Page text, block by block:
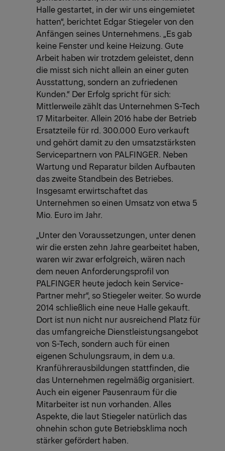
Halle gestartet, in der wir uns eingemietet
hatten“, berichtet Edgar Stiegeler von den
Anfängen seines Unternehmens. „Es gab
keine Fenster und keine Heizung. Gute
Arbeit haben wir trotzdem geleistet, denn
die misst sich nicht allein an einer guten
Ausstattung, sondern an zufriedenen
Kunden.“ Der Erfolg spricht für sich:
Mittlerweile zählt das Unternehmen S-Tech
17 Mitarbeiter. Allein 2016 habe der Betrieb
Ersatzteile für rd. 300.000 Euro verkauft
und gehört damit zu den umsatzstärksten
Servicepartnern von PALFINGER. Neben
Wartung und Reparatur bilden Aufbauten
das zweite Standbein des Betriebes.
Insgesamt erwirtschaftet das
Unternehmen so einen Umsatz von etwa 5
Mio. Euro im Jahr.
„Unter den Voraussetzungen, unter denen
wir die ersten zehn Jahre gearbeitet haben,
waren wir zwar erfolgreich, wären nach
dem neuen Anforderungsprofil von
PALFINGER heute jedoch kein Service-
Partner mehr“, so Stiegeler weiter. So wurde
2014 schließlich eine neue Halle gekauft.
Dort ist nun nicht nur ausreichend Platz für
das umfangreiche Dienstleistungsangebot
von S-Tech, sondern auch für einen
eigenen Schulungsraum, in dem u.a.
Kranführerausbildungen stattfinden, die
das Unternehmen regelmäßig organisiert.
Auch ein eigener Pausenraum für die
Mitarbeiter ist nun vorhanden. Alles
Aspekte, die laut Stiegeler natürlich das
ohnehin schon gute Betriebsklima noch
stärker gefördert haben.